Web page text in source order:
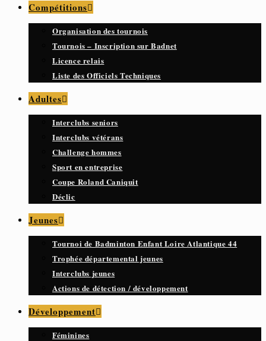
Compétitions
Organisation des tournois
Tournois – Inscription sur Badnet
Licence relais
Liste des Officiels Techniques
Adultes
Interclubs seniors
Interclubs vétérans
Challenge hommes
Sport en entreprise
Coupe Roland Caniquit
Déclic
Jeunes
Tournoi de Badminton Enfant Loire Atlantique 44
Trophée départemental jeunes
Interclubs jeunes
Actions de détection / développement
Développement
Féminines